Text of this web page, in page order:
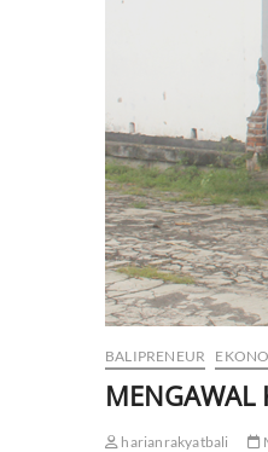
BALIPRENEUR
MENGAWAL
harianrakyatbali